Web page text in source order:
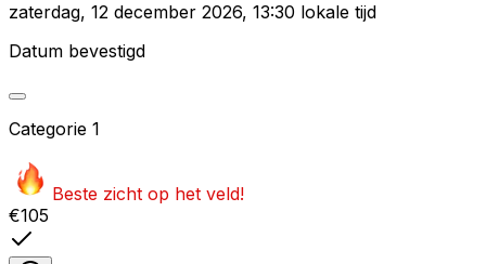
zaterdag, 12 december 2026, 13:30 lokale tijd
Datum bevestigd
Categorie 1
Beste zicht op het veld!
€105